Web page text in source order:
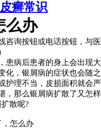
癣常识
么办
咨询按钮或电话按钮，与医
患病后患者的身上会出现大
化，银屑病的症状也会随之
护理不当，皮损面积就会严
，那么银屑病扩散了又怎样
散呢?